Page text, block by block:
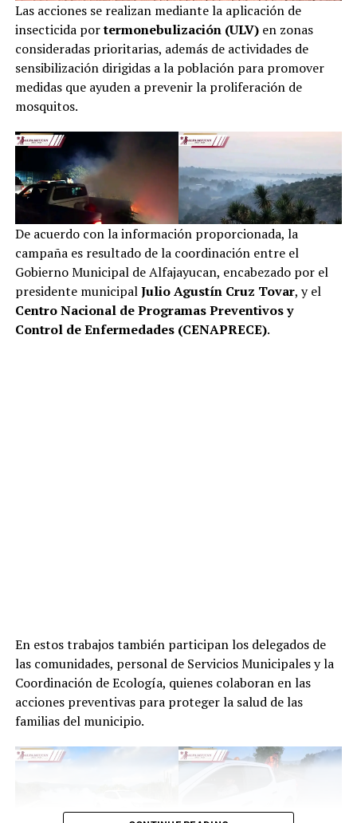
Las acciones se realizan mediante la aplicación de
insecticida portermonebulización (ULV)en zonas
consideradas prioritarias, además de actividades de
sensibilización dirigidas a la población para promover
medidas que ayuden a prevenir la proliferación de
mosquitos.
De acuerdo con la información proporcionada, la
campaña es resultado de la coordinación entre el
Gobierno Municipal de Alfajayucan, encabezado por el
presidente municipalJulio Agustín Cruz Tovar, y el
Centro Nacional de Programas Preventivos y
Control de Enfermedades (CENAPRECE).
En estos trabajos también participan los delegados de
las comunidades, personal de Servicios Municipales y la
Coordinación de Ecología, quienes colaboran en las
acciones preventivas para proteger la salud de las
familias del municipio.